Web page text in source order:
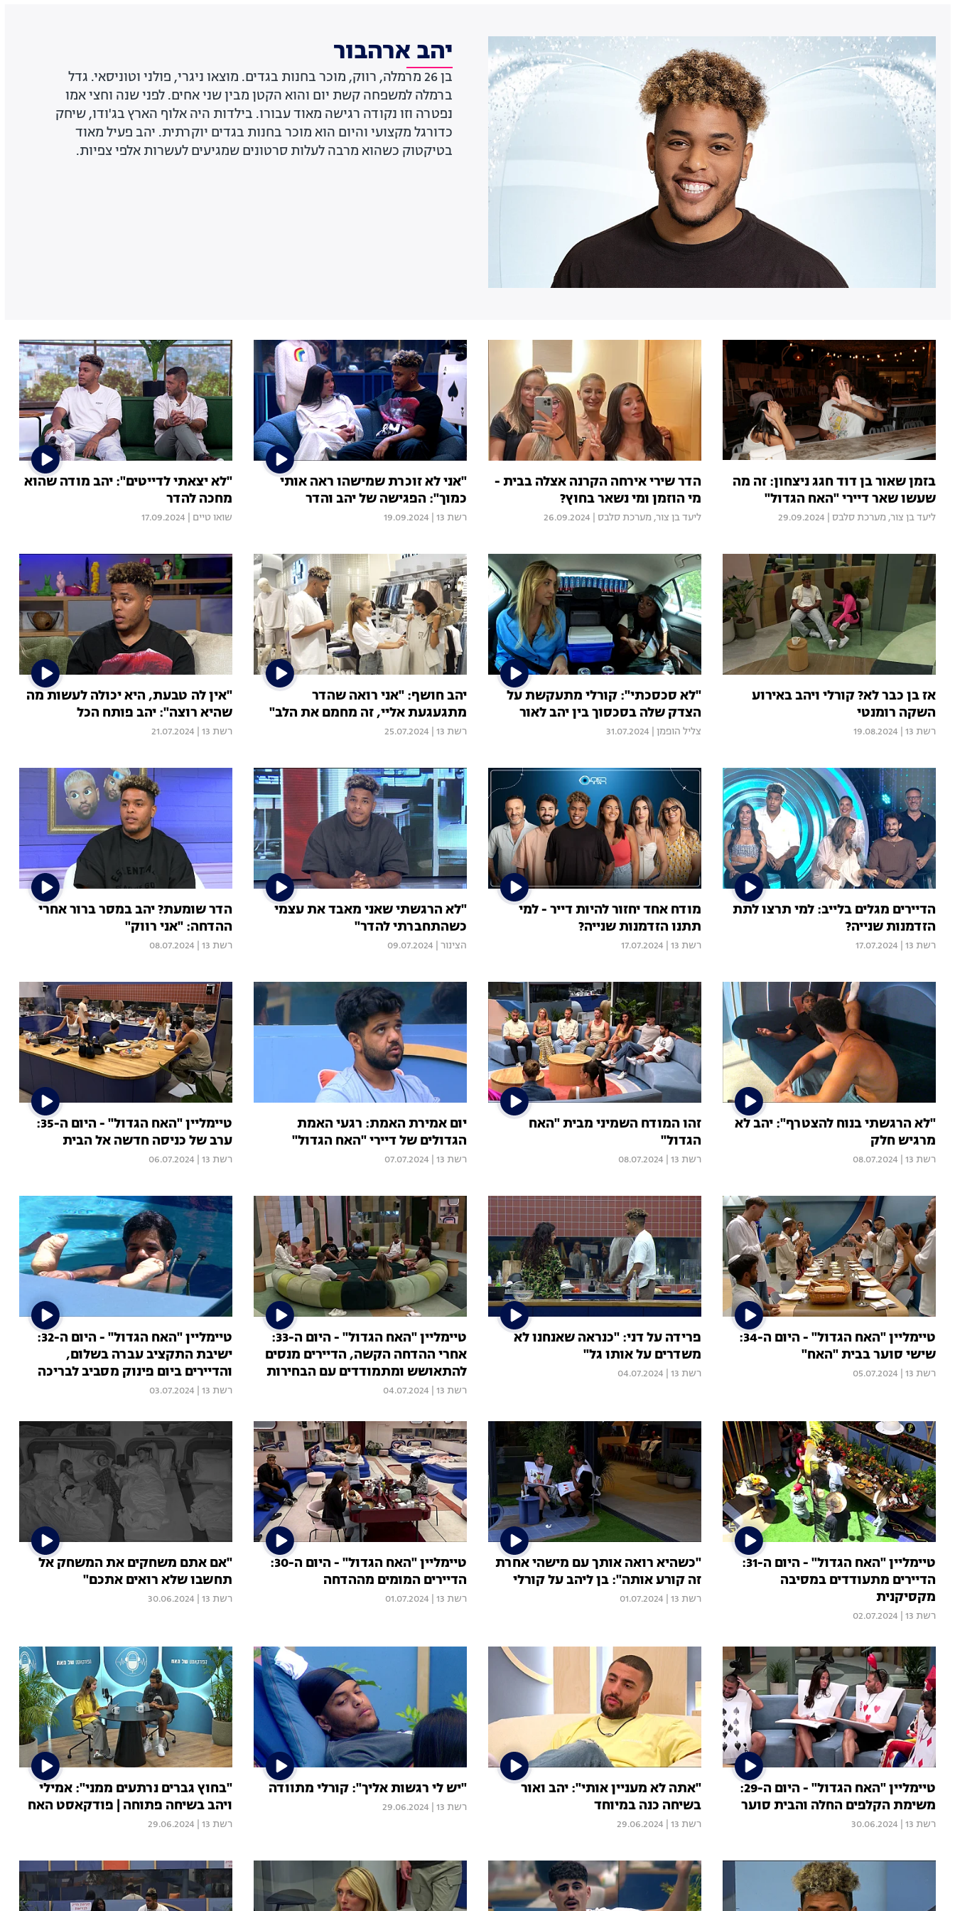
יהב ארהבור
בן 26 מרמלה, רווק, מוכר בחנות בגדים. מוצאו ניגרי, פולני וטוניסאי. גדל
ברמלה למשפחה קשת יום והוא הקטן מבין שני אחים. לפני שנה וחצי אמו
נפטרה וזו נקודה רגישה מאוד עבורו. בילדות היה אלוף הארץ בג'ודו, שיחק
כדורגל מקצועי והיום הוא מוכר בחנות בגדים יוקרתית. יהב פעיל מאוד
בטיקטוק כשהוא מרבה לעלות סרטונים שמגיעים לעשרות אלפי צפיות.
בזמן שאור בן דוד חגג ניצחון: זה מה
שעשו שאר דיירי "האח הגדול"
ליעד בן צור, מערכת סלבס 29.09.2024
הדר שירי אירחה הקרנה אצלה בבית -
מי הוזמן ומי נשאר בחוץ?
ליעד בן צור, מערכת סלבס 26.09.2024
"אני לא זוכרת שמישהו ראה אותי
כמוך": הפגישה של יהב והדר
רשת 13 19.09.2024
"לא יצאתי לדייטים": יהב מודה שהוא
מחכה להדר
שואו טיים 17.09.2024
אז בן כבר לא? קורלי ויהב באירוע
השקה רומנטי
רשת 13 19.08.2024
"לא סכסכתי": קורלי מתעקשת על
הצדק שלה בסכסוך בין יהב לאור
צליל הופמן 31.07.2024
יהב חושף: "אני רואה שהדר
מתגעגעת אליי, זה מחמם את הלב"
רשת 13 25.07.2024
"אין לה טבעת, היא יכולה לעשות מה
שהיא רוצה": יהב פותח הכל
רשת 13 21.07.2024
הדיירים מגלים בלייב: למי תרצו לתת
הזדמנות שנייה?
רשת 13 17.07.2024
מודח אחד יחזור להיות דייר - למי
תתנו הזדמנות שנייה?
רשת 13 17.07.2024
"לא הרגשתי שאני מאבד את עצמי
כשהתחברתי להדר"
הצינור 09.07.2024
הדר שומעת? יהב במסר ברור אחרי
ההדחה: "אני רווק"
רשת 13 08.07.2024
"לא הרגשתי בנוח להצטרף": יהב לא
מרגיש חלק
רשת 13 08.07.2024
זהו המודח השמיני מבית "האח
הגדול"
רשת 13 08.07.2024
יום אמירת האמת: רגעי האמת
הגדולים של דיירי "האח הגדול"
רשת 13 07.07.2024
טיימליין "האח הגדול" - היום ה-35:
ערב של כניסה חדשה אל הבית
רשת 13 06.07.2024
טיימליין "האח הגדול" - היום ה-34:
שישי סוער בבית "האח"
רשת 13 05.07.2024
פרידה על דני: "כנראה שאנחנו לא
משדרים על אותו גל"
רשת 13 04.07.2024
טיימליין "האח הגדול" - היום ה-33:
אחרי ההדחה הקשה, הדיירים מנסים
להתאושש ומתמודדים עם הבחירות
שלקחו
רשת 13 04.07.2024
טיימליין "האח הגדול" - היום ה-32:
ישיבת התקציב עברה בשלום,
והדיירים ביום פינוק מסביב לבריכה
רשת 13 03.07.2024
טיימליין "האח הגדול" - היום ה-31:
הדיירים מתעודדים במסיבה
מקסיקנית
רשת 13 02.07.2024
"כשהיא רואה אותך עם מישהי אחרת
זה קורע אותה": בן ליהב על קורלי
רשת 13 01.07.2024
טיימליין "האח הגדול" - היום ה-30:
הדיירים המומים מההדחה
רשת 13 01.07.2024
"אם אתם משחקים את המשחק אל
תחשבו שלא רואים אתכם"
רשת 13 30.06.2024
טיימליין "האח הגדול" - היום ה-29:
משימת הקלפים החלה והבית סוער
רשת 13 30.06.2024
"אתה לא מעניין אותי": יהב ואור
בשיחה כנה במיוחד
רשת 13 29.06.2024
"יש לי רגשות אליך": קורלי מתוודה
רשת 13 29.06.2024
"בחוץ גברים נרתעים ממני": אמילי
ויהב בשיחה פתוחה | פודקאסט האח
רשת 13 29.06.2024